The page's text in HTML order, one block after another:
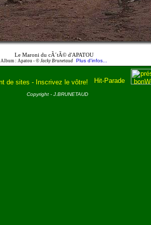
Le Maroni du cÃ´tÃ© d'APATOU
Album : Apatou - © Jacky Brunetaud Plus d'infos...
Copyright - J.BRUNETAUD